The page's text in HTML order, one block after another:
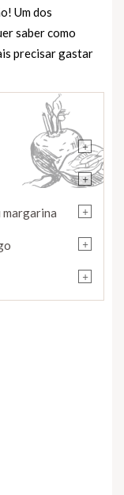
Um dos
saber como
precisar gastar
+
+
+
margarina
+
+